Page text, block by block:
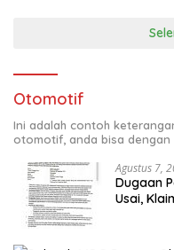
Otomotif
Ini adalah contoh
otomotif, anda bisa dengan
Agustus 7,
Dugaan
Usai,